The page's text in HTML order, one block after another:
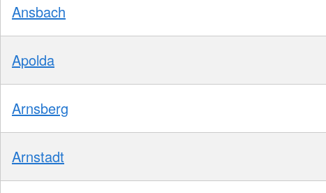
Ansbach
Apolda
Arnsberg
Arnstadt